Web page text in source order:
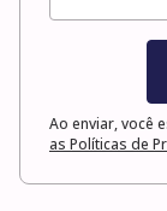
Ao enviar, você
as Políticas de